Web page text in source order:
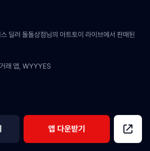
딜러 돌돌상점님의 아트토이 라이브에서 판매된
래 앱, WYYYES
앱 다운받기